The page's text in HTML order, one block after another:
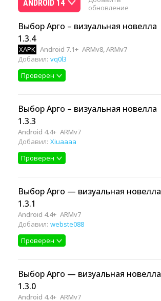
ANDROID 14
обновление
Выбор Арго – визуальная новелла
1.3.4
XAPK Android 7.1+ ARMv8, ARMv7
Добавил: vq0l3
Проверен
Выбор Арго – визуальная новелла
1.3.3
Android 4.4+ ARMv7
Добавил: Xiuaaaa
Проверен
Выбор Арго — визуальная новелла
1.3.1
Android 4.4+ ARMv7
Добавил: webste088
Проверен
Выбор Арго — визуальная новелла
1.3.0
Android 4.4+ ARMv7